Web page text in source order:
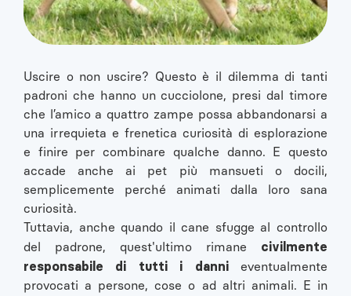
Uscire o non uscire? Questo è il dilemma di tanti
padroni che hanno un cucciolone, presi dal timore
che l’amico a quattro zampe possa abbandonarsi a
una irrequieta e frenetica curiosità di esplorazione
e finire per combinare qualche danno. E questo
accade anche ai pet più mansueti o docili,
semplicemente perché animati dalla loro sana
curiosità.
Tuttavia, anche quando il cane sfugge al controllo
del padrone, quest'ultimo rimane civilmente
responsabile di tutti i danni eventualmente
provocati a persone, cose o ad altri animali. E in